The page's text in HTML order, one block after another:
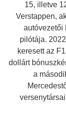
15, illetve
Verstappen,
autóvezetői
pilótája.
keresett az
dollárt
a